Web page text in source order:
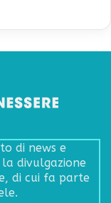
di news e
divulgazione
di cui fa parte